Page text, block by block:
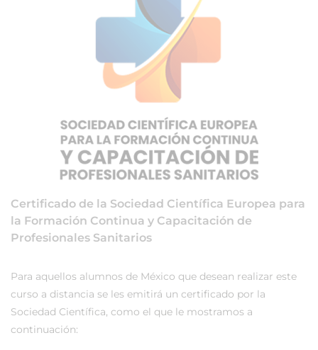
Certificado de la Sociedad Científica Europea para
la Formación Continua y Capacitación de
Profesionales Sanitarios
Para aquellos alumnos de México que desean realizar este
curso a distancia se les emitirá un certificado por la
Sociedad Científica, como el que le mostramos a
continuación: